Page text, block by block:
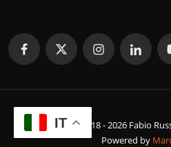
© Copyright 2018 - 2026 Fabio
Powered by
IT